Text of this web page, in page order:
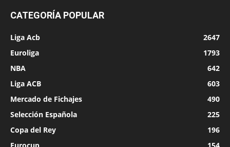
CATEGORÍA POPULAR
Liga Acb
2647
Euroliga
1793
NBA
642
Liga ACB
603
Mercado de Fichajes
490
Selección Española
225
Copa del Rey
196